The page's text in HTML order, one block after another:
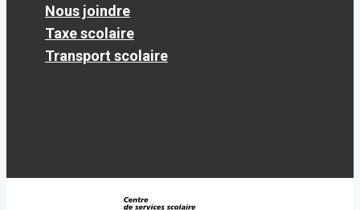
Nous joindre
Taxe scolaire
Transport scolaire